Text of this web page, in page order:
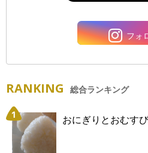
フォ
RANKING 総合ランキング
おにぎりとおむす